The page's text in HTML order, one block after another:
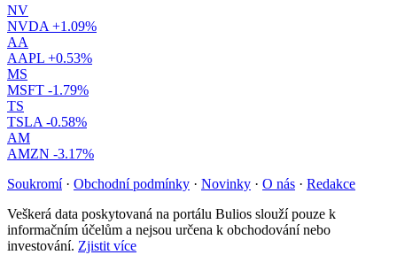
NV
NVDA +1.09%
AA
AAPL +0.53%
MS
MSFT -1.79%
TS
TSLA -0.58%
AM
AMZN -3.17%
Soukromí · Obchodní podmínky · Novinky · O nás · Redakce
Veškerá data poskytovaná na portálu Bulios slouží pouze k
informačním účelům a nejsou určena k obchodování nebo
investování. Zjistit více